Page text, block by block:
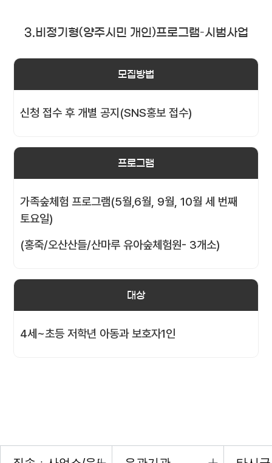
3.비정기형(양주시민 개인)프로그램–시범사업
모집방법
신청 접수 후 개별 공지(SNS홍보 접수)
프로그램
가족숲체험 프로그램(5월,6월, 9월, 10월 세 번째
토요일)
(홍죽/오산산들/산마루 유아숲체험원- 3개소)
대상
4세~초등 저학년 아동과 보호자1인